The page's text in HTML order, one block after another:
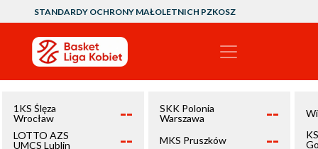
STANDARDY OCHRONY MAŁOLETNICH PZKOSZ
1KS Ślęza
Wrocław
--
LOTTO AZS
UMCS Lublin
--
SKK Polonia
Warszawa
--
MKS Pruszków --